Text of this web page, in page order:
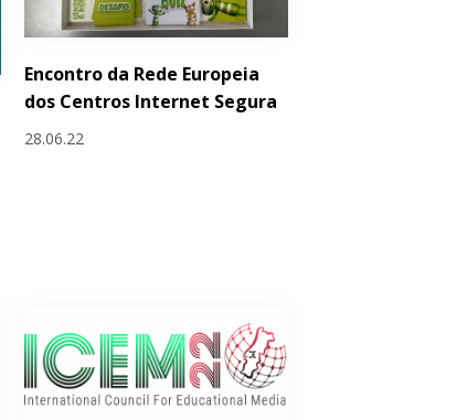
Encontro da Rede Europeia
dos Centros Internet Segura
28.06.22